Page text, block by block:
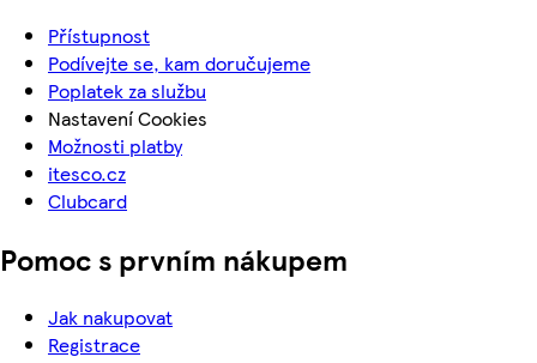
Přístupnost
Podívejte se, kam doručujeme
Poplatek za službu
Nastavení Cookies
Možnosti platby
itesco.cz
Clubcard
Pomoc s prvním nákupem
Jak nakupovat
Registrace